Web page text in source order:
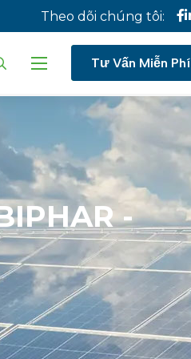
Theo dõi chúng tôi:
Tư Vấn Miễn Phí
-